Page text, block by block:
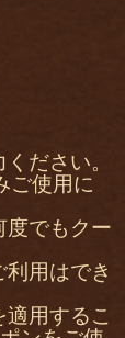
ださい。
ご使用に
度でもクー
用はでき
用するこ